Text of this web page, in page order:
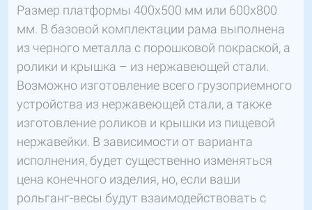
Размер платформы 400х500 мм или 600х800
мм. В базовой комплектации рама выполнена
из черного металла с порошковой покраской, а
ролики и крышка – из нержавеющей стали.
Возможно изготовление всего грузоприемного
устройства из нержавеющей стали, а также
изготовление роликов и крышки из пищевой
нержавейки. В зависимости от варианта
исполнения, будет существенно изменяться
цена конечного изделия, но, если ваши
рольганг-весы будут взаимодействовать с